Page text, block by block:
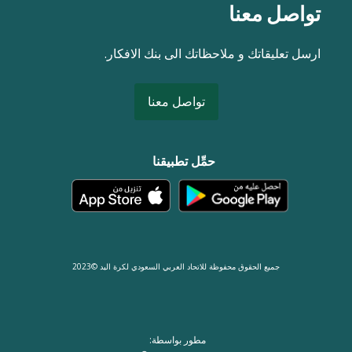
تواصل معنا
ارسل تعليقاتك و ملاحظاتك الى بنك الافكار.
تواصل معنا
حمِّل تطبيقنا
جميع الحقوق محفوظة للاتحاد العربي السعودي لكرة اليد ©2023
مطور بواسطة: